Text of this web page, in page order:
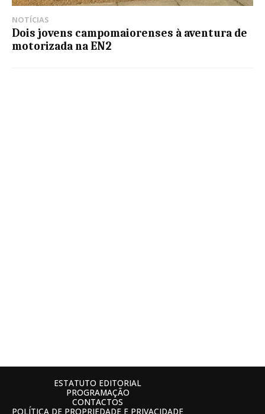
NOTÍCIAS
Dois jovens campomaiorenses à aventura de
motorizada na EN2
ESTATUTO EDITORIAL
PROGRAMAÇÃO
CONTACTOS
POLÍTICA DE PROPRIEDADE E PRIVACIDADE